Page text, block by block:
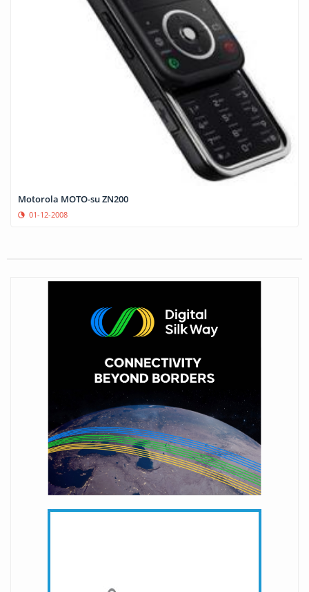
Motorola MOTO-su ZN200
01-12-2008